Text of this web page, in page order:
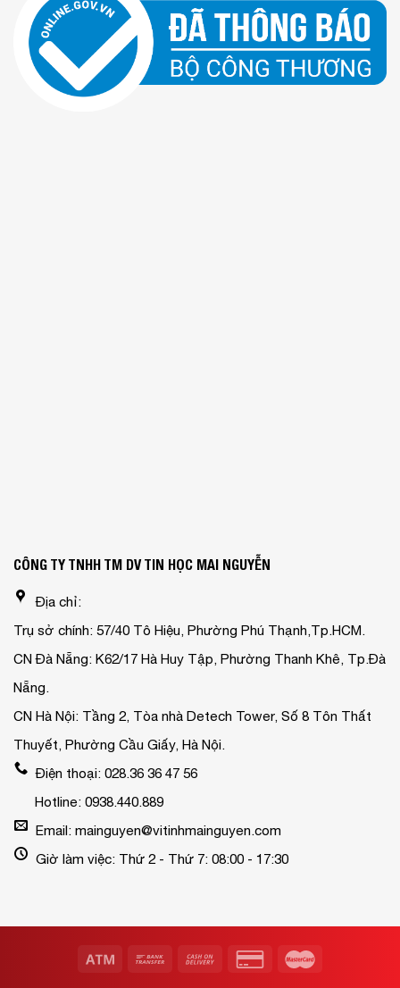
CÔNG TY TNHH TM DV TIN HỌC MAI NGUYỄN
Địa chỉ:
Trụ sở chính: 57/40 Tô Hiệu, Phường Phú Thạnh,Tp.HCM.
CN Đà Nẵng: K62/17 Hà Huy Tập, Phường Thanh Khê, Tp.Đà
Nẵng.
CN Hà Nội: Tầng 2, Tòa nhà Detech Tower, Số 8 Tôn Thất
Thuyết, Phường Cầu Giấy, Hà Nội.
Điện thoại: 028.36 36 47 56
Hotline: 0938.440.889
Email: mainguyen@vitinhmainguyen.com
Giờ làm việc: Thứ 2 - Thứ 7: 08:00 - 17:30